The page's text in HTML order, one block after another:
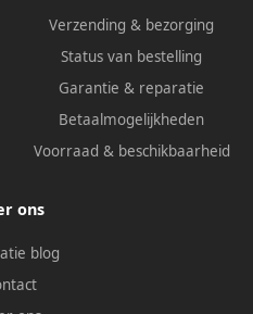
Verzending & bezorging
Status van bestelling
Garantie & reparatie
Betaalmogelijkheden
Voorraad & beschikbaarheid
ons
blog